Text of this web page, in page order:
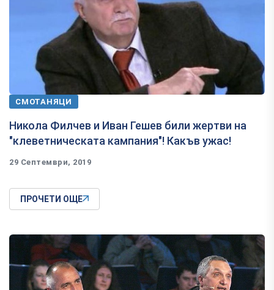
СМОТАНЯЦИ
Никола Филчев и Иван Гешев били жертви на
"клеветническата кампания"! Какъв ужас!
29 Септември, 2019
ПРОЧЕТИ ОЩЕ